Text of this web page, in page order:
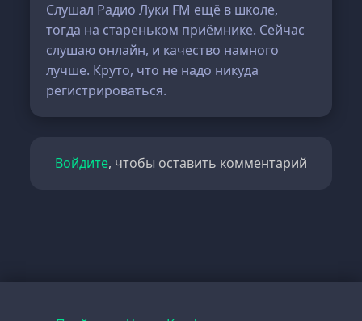
Слушал Радио Луки FM ещё в школе,
тогда на стареньком приёмнике. Сейчас
слушаю онлайн, и качество намного
лучше. Круто, что не надо никуда
регистрироваться.
Войдите, чтобы оставить комментарий